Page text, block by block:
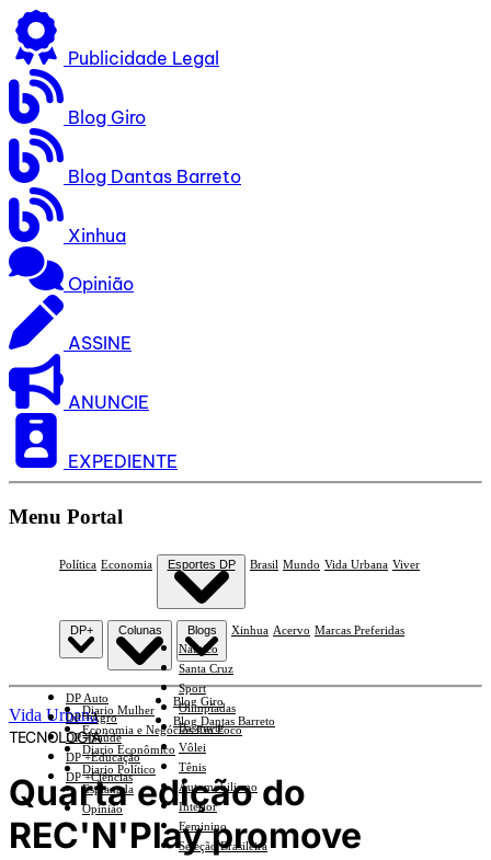
Publicidade Legal
Blog Giro
Blog Dantas Barreto
Xinhua
Opinião
ASSINE
ANUNCIE
EXPEDIENTE
Menu Portal
Política Economia Esportes DP
Náutico
Santa Cruz
Sport
Olimpíadas
Basquete
Vôlei
Tênis
Automobilismo
Interior
Feminino
Seleção Brasileira
Brasil Mundo Vida Urbana Viver
DP+
DP Auto
DP +Agro
DP +Saúde
DP +Educação
DP +Ciências
Colunas
Diario Mulher
Economia e Negócios Em Foco
Diario Econômico
Diario Político
Esplanada
Opinião
Blogs
Blog Giro
Blog Dantas Barreto
Xinhua Acervo Marcas Preferidas
Vida Urbana
TECNOLOGIA
Quarta edição do
REC'N'Play promove